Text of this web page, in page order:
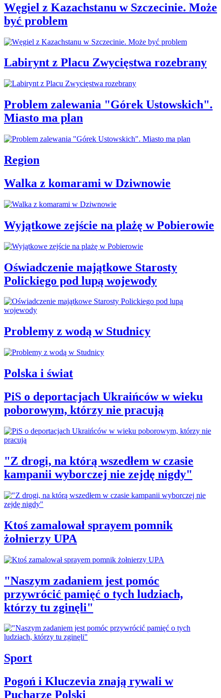
Węgiel z Kazachstanu w Szczecinie. Może
być problem
Labirynt z Placu Zwycięstwa rozebrany
Problem zalewania "Górek Ustowskich".
Miasto ma plan
Region
Walka z komarami w Dziwnowie
Wyjątkowe zejście na plażę w Pobierowie
Oświadczenie majątkowe Starosty
Polickiego pod lupą wojewody
Problemy z wodą w Studnicy
Polska i świat
PiS o deportacjach Ukraińców w wieku
poborowym, którzy nie pracują
"Z drogi, na którą wszedłem w czasie
kampanii wyborczej nie zejdę nigdy"
Ktoś zamalował sprayem pomnik
żołnierzy UPA
"Naszym zadaniem jest pomóc
przywrócić pamięć o tych ludziach,
którzy tu zginęli"
Sport
Pogoń i Kluczevia znają rywali w
Pucharze Polski